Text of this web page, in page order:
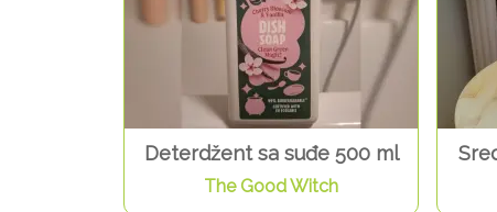
Deterdžent sa suđe 500 ml
The Good Witch